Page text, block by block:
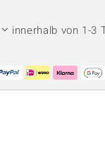
innerhalb von 1-3